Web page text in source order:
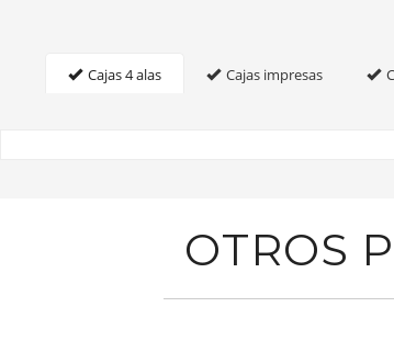
Cajas 4 alas Cajas impresas
OTROS